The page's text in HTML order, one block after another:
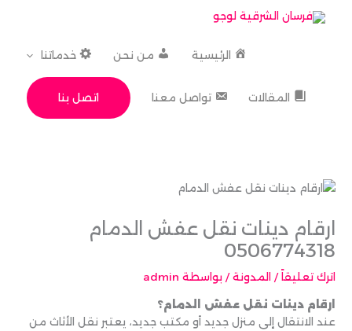
الرئيسية
من نحن خدماتنا
المقالات تواصل معنا اتصل بنا
ارقام دينات نقل عفش الدمام
0506774318
اترك تعليقاً / المدونة/ بواسطة admin
ارقام دينات نقل عفش الدمام؟
عند الانتقال إلى منزل جديد أو مكتب جديد، يعتبر نقل الأثاث من